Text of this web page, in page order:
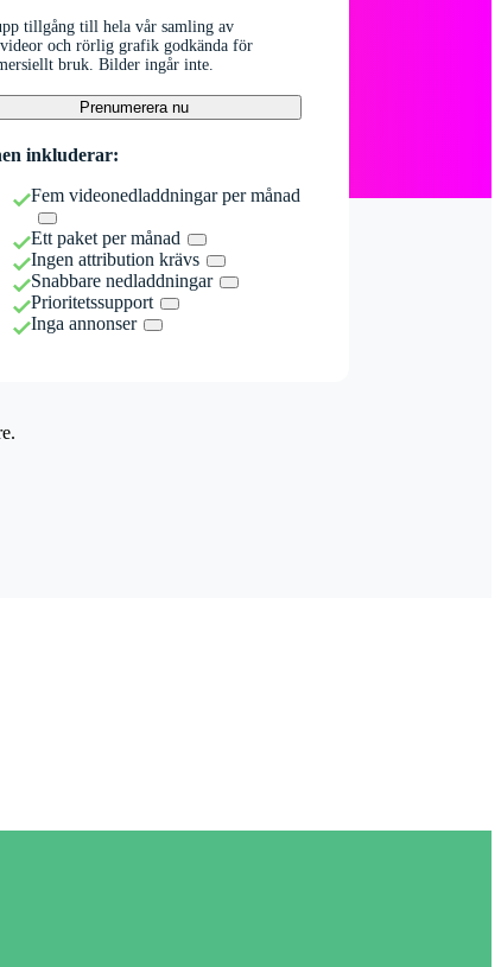
tillgång till hela vår samling av
och rörlig grafik godkända för
bruk. Bilder ingår inte.
Prenumerera nu
inkluderar:
Fem videonedladdningar per månad
Ett paket per månad
Ingen attribution krävs
Snabbare nedladdningar
Prioritetssupport
Inga annonser